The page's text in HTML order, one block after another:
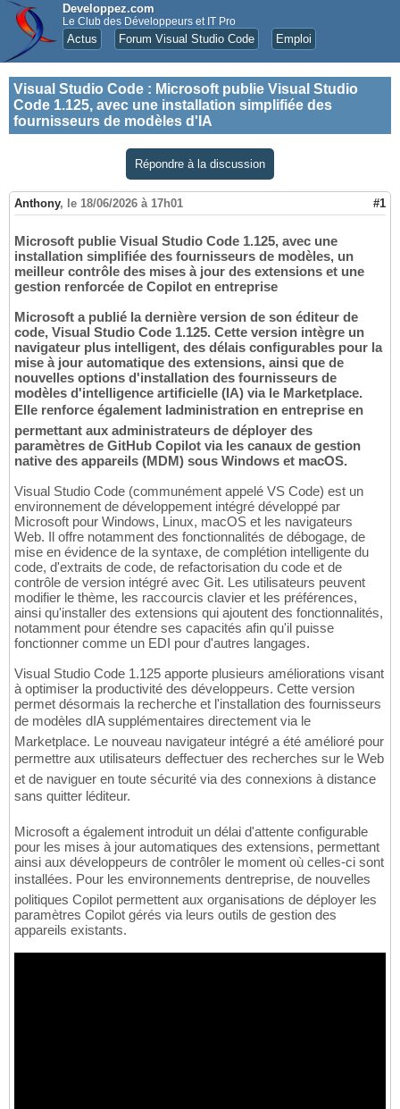
Developpez.com
Le Club des Développeurs et IT Pro
Actus Forum Visual Studio Code Emploi
Visual Studio Code : Microsoft publie Visual Studio
Code 1.125, avec une installation simplifiée des
fournisseurs de modèles d'IA
Répondre à la discussion
Anthony, le 18/06/2026 à 17h01 #1
Microsoft publie Visual Studio Code 1.125, avec une
installation simplifiée des fournisseurs de modèles, un
meilleur contrôle des mises à jour des extensions et une
gestion renforcée de Copilot en entreprise
Microsoft a publié la dernière version de son éditeur de
code, Visual Studio Code 1.125. Cette version intègre un
navigateur plus intelligent, des délais configurables pour la
mise à jour automatique des extensions, ainsi que de
nouvelles options d'installation des fournisseurs de
modèles d'intelligence artificielle (IA) via le Marketplace.
Elle renforce également ladministration en entreprise en
permettant aux administrateurs de déployer des
paramètres de GitHub Copilot via les canaux de gestion
native des appareils (MDM) sous Windows et macOS.
Visual Studio Code (communément appelé VS Code) est un
environnement de développement intégré développé par
Microsoft pour Windows, Linux, macOS et les navigateurs
Web. Il offre notamment des fonctionnalités de débogage, de
mise en évidence de la syntaxe, de complétion intelligente du
code, d'extraits de code, de refactorisation du code et de
contrôle de version intégré avec Git. Les utilisateurs peuvent
modifier le thème, les raccourcis clavier et les préférences,
ainsi qu'installer des extensions qui ajoutent des fonctionnalités,
notamment pour étendre ses capacités afin qu'il puisse
fonctionner comme un EDI pour d'autres langages.
Visual Studio Code 1.125 apporte plusieurs améliorations visant
à optimiser la productivité des développeurs. Cette version
permet désormais la recherche et l'installation des fournisseurs
de modèles dIA supplémentaires directement via le
Marketplace. Le nouveau navigateur intégré a été amélioré pour
permettre aux utilisateurs deffectuer des recherches sur le Web
et de naviguer en toute sécurité via des connexions à distance
sans quitter léditeur.
Microsoft a également introduit un délai d'attente configurable
pour les mises à jour automatiques des extensions, permettant
ainsi aux développeurs de contrôler le moment où celles-ci sont
installées. Pour les environnements dentreprise, de nouvelles
politiques Copilot permettent aux organisations de déployer les
paramètres Copilot gérés via leurs outils de gestion des
appareils existants.